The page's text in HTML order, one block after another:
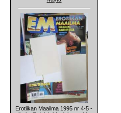
Erotiikan Maailma 1995 nr 4-5 -